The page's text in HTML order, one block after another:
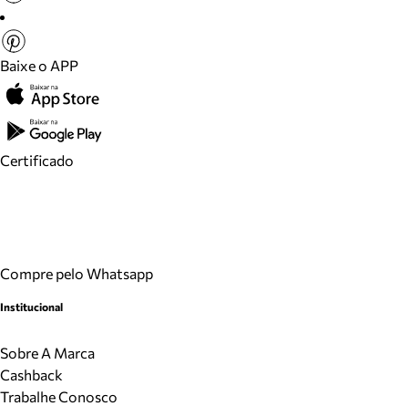
Baixe o APP
Certificado
Compre pelo Whatsapp
Institucional
Sobre A Marca
Cashback
Trabalhe Conosco